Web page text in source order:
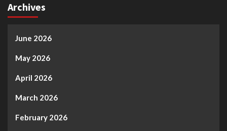
Archives
June 2026
May 2026
April 2026
March 2026
February 2026